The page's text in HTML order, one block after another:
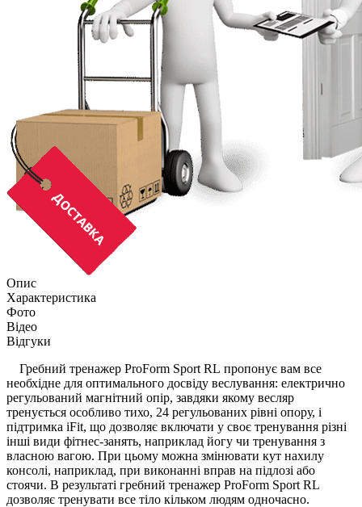
Опис
Характеристика
Фото
Відео
Відгуки
Гребний тренажер ProForm Sport RL пропонує вам все
необхідне для оптимального досвіду веслування: електрично
регульований магнітний опір, завдяки якому весляр
тренується особливо тихо, 24 регульованих рівні опору, і
підтримка iFit, що дозволяє включати у своє тренування різні
інші види фітнес-занять, наприклад йогу чи тренування з
власною вагою. При цьому можна змінювати кут нахилу
консолі, наприклад, при виконанні вправ на підлозі або
стоячи. В результаті гребний тренажер ProForm Sport RL
дозволяє тренувати все тіло кільком людям одночасно.